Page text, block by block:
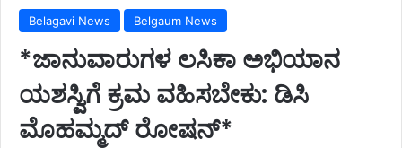
Belagavi News Belgaum News
*ಜಾನುವಾರುಗಳ ಲಸಿಕಾ ಅಭಿಯಾನ
ಯಶಸ್ವಿಗೆ ಕ್ರಮ ವಹಿಸಬೇಕು: ಡಿಸಿ
ಮೊಹಮ್ಮದ್ ರೋಷನ್*